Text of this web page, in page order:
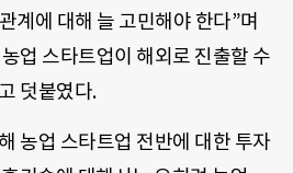
계에 대해 늘 고민해야 한다”며
업 스타트업이 해외로 진출할 수
덧붙였다.
농업 스타트업 전반에 대한 투자